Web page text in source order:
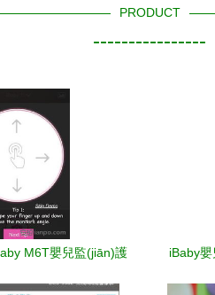
PRODUCT
----------------
M6T嬰兒監(jiān)護
iBaby